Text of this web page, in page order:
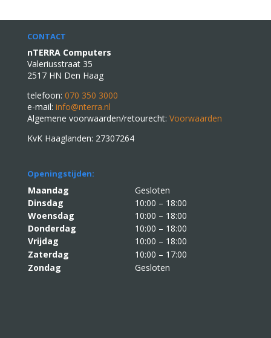
CONTACT
nTERRA Computers
Valeriusstraat 35
2517 HN Den Haag
telefoon: 070 350 3000
e-mail: info@nterra.nl
Algemene voorwaarden/retourecht: Voorwaarden
KvK Haaglanden: 27307264
Openingstijden:
Maandag
Gesloten
Dinsdag
10:00 – 18:00
Woensdag
10:00 – 18:00
Donderdag
10:00 – 18:00
Vrijdag
10:00 – 18:00
Zaterdag
10:00 – 17:00
Zondag
Gesloten